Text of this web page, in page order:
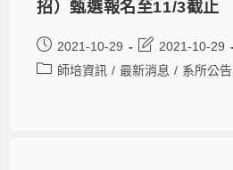
招）甄選報名至11/3截止
2021-10-29
2021-10-29
師培資訊 / 最新消息 / 系所公告